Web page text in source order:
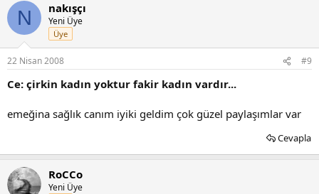
N nakışçı
Yeni Üye
Üye
22 Nisan 2008 #9
Ce: çirkin kadın yoktur fakir kadın vardır...
emeğina sağlık canım iyiki geldim çok güzel paylaşımlar var
Cevapla
RoCCo
Yeni Üye